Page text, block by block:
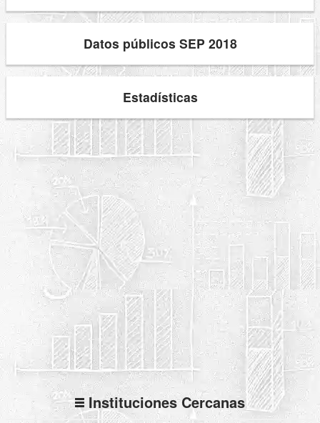
Datos públicos SEP 2018
Estadísticas
Instituciones Cercanas